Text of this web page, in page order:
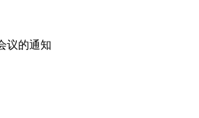
议的通知